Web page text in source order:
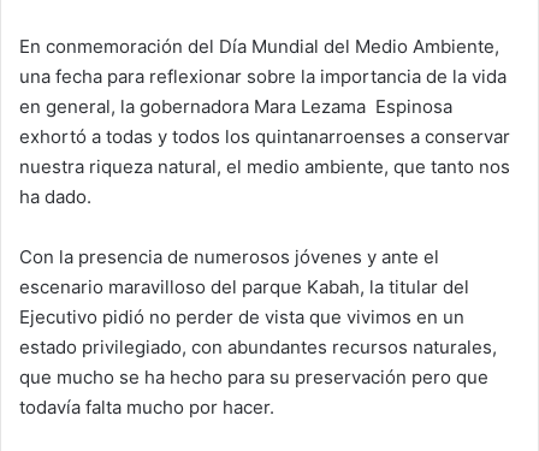
En conmemoración del Día Mundial del Medio Ambiente,
una fecha para reflexionar sobre la importancia de la vida
en general, la gobernadora Mara Lezama Espinosa
exhortó a todas y todos los quintanarroenses a conservar
nuestra riqueza natural, el medio ambiente, que tanto nos
ha dado.
Con la presencia de numerosos jóvenes y ante el
escenario maravilloso del parque Kabah, la titular del
Ejecutivo pidió no perder de vista que vivimos en un
estado privilegiado, con abundantes recursos naturales,
que mucho se ha hecho para su preservación pero que
todavía falta mucho por hacer.